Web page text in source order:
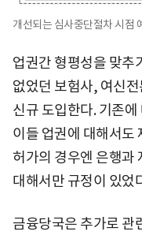
개선되는 심사중단절차 시점
업권간 형평성을 맞추
없었던 보험사, 여신
신규 도입한다. 기존
이들 업권에 대해서도
허가의 경우엔 은행과
대해서만 규정이 있었
금융당국은 추가로 관